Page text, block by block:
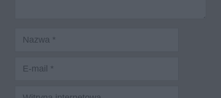
Nazwa
Witryna